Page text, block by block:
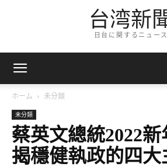
台湾新
日台に関するニュース
ホーム 未分類
未分類
蔡英文總統2022
揭穩健執政的四大